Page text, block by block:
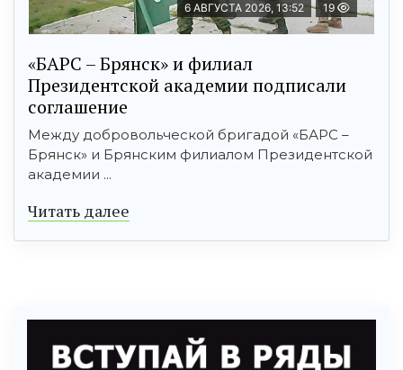
6 АВГУСТА 2026, 13:52 19
«БАРС – Брянск» и филиал
Президентской академии подписали
соглашение
Между добровольческой бригадой «БАРС –
Брянск» и Брянским филиалом Президентской
академии ...
Читать далее